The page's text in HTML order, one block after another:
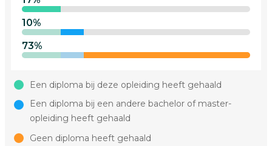
10%
73%
Een diploma bij deze opleiding heeft gehaald
Een diploma bij een andere bachelor of master-
opleiding heeft gehaald
Geen diploma heeft gehaald